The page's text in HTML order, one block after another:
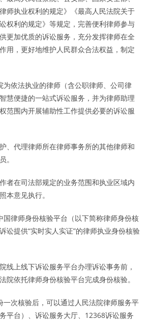
师执业权利的规定》《最高人民法院关于
权利的规定》等规定，完善便利律师参与
更加优质的诉讼服务，充分发挥律师在全
用，更好地维护人民群众合法权益，制定
为依法执业的律师（含公职律师、公司律
慧便捷的一站式诉讼服务，并为律师助理
范围内开展辅助性工作提供必要的诉讼服
代理律师所在律师事务所的其他律师和
。
在司法部规定的业务范围和执业区域内
本意见执行。
国律师身份核验平台（以下简称律师身份核
讼提供“实时实人实证”的律师执业身份核验
上线下诉讼服务平台办理诉讼事务前，
院依托律师身份核验平台完成身份核验。
一次核验后，可以通过人民法院律师服务平
平台）、诉讼服务大厅、12368诉讼服务